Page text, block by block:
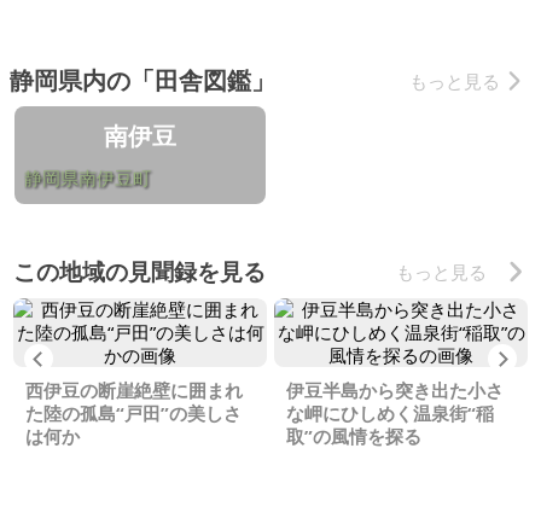
静岡県内の「田舎図鑑」 もっと見る
南伊豆
静岡県南伊豆町
この地域の見聞録を見る もっと見る
Previous
西伊豆の断崖絶壁に囲まれ
た陸の孤島“戸田”の美しさ
は何か
伊豆半島から突き出た小さ
な岬にひしめく温泉街“稲
取”の風情を探る